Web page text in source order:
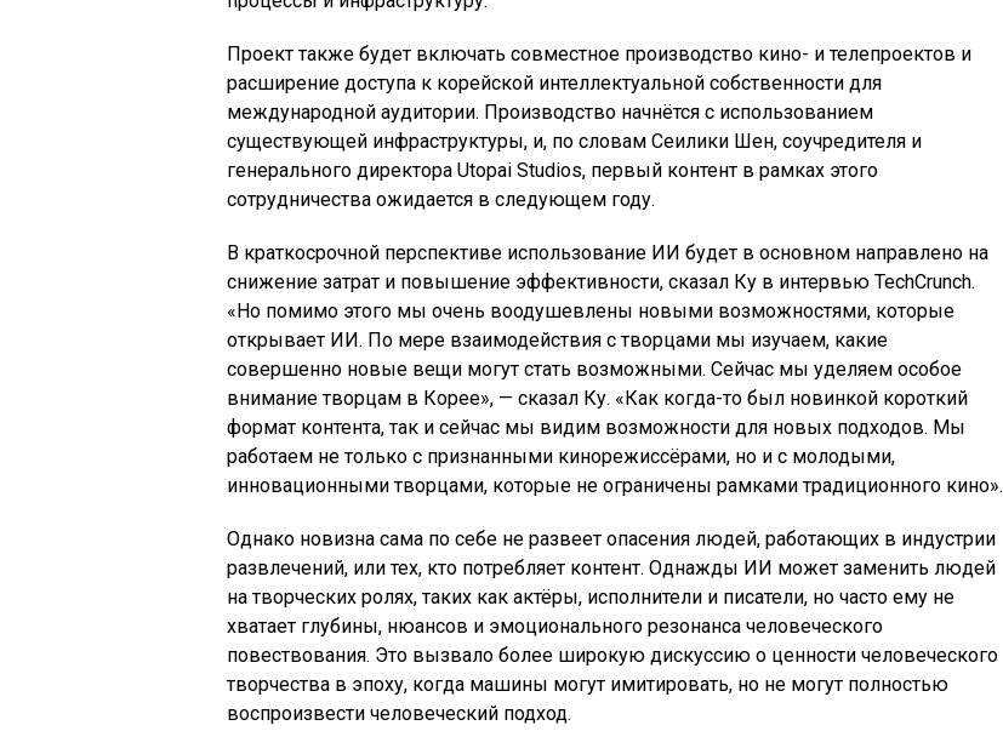
Проект также будет включать совместное производство кино- и телепроектов и
расширение доступа к корейской интеллектуальной собственности для
международной аудитории. Производство начнётся с использованием
существующей инфраструктуры, и, по словам Сеилики Шен, соучредителя и
генерального директора Utopai Studios, первый контент в рамках этого
сотрудничества ожидается в следующем году.
В краткосрочной перспективе использование ИИ будет в основном направлено на
снижение затрат и повышение эффективности, сказал Ку в интервью TechCrunch.
«Но помимо этого мы очень воодушевлены новыми возможностями, которые
открывает ИИ. По мере взаимодействия с творцами мы изучаем, какие
совершенно новые вещи могут стать возможными. Сейчас мы уделяем особое
внимание творцам в Корее», — сказал Ку. «Как когда-то был новинкой короткий
формат контента, так и сейчас мы видим возможности для новых подходов. Мы
работаем не только с признанными кинорежиссёрами, но и с молодыми,
инновационными творцами, которые не ограничены рамками традиционного кино».
Однако новизна сама по себе не развеет опасения людей, работающих в индустрии
развлечений, или тех, кто потребляет контент. Однажды ИИ может заменить людей
на творческих ролях, таких как актёры, исполнители и писатели, но часто ему не
хватает глубины, нюансов и эмоционального резонанса человеческого
повествования. Это вызвало более широкую дискуссию о ценности человеческого
творчества в эпоху, когда машины могут имитировать, но не могут полностью
воспроизвести человеческий подход.